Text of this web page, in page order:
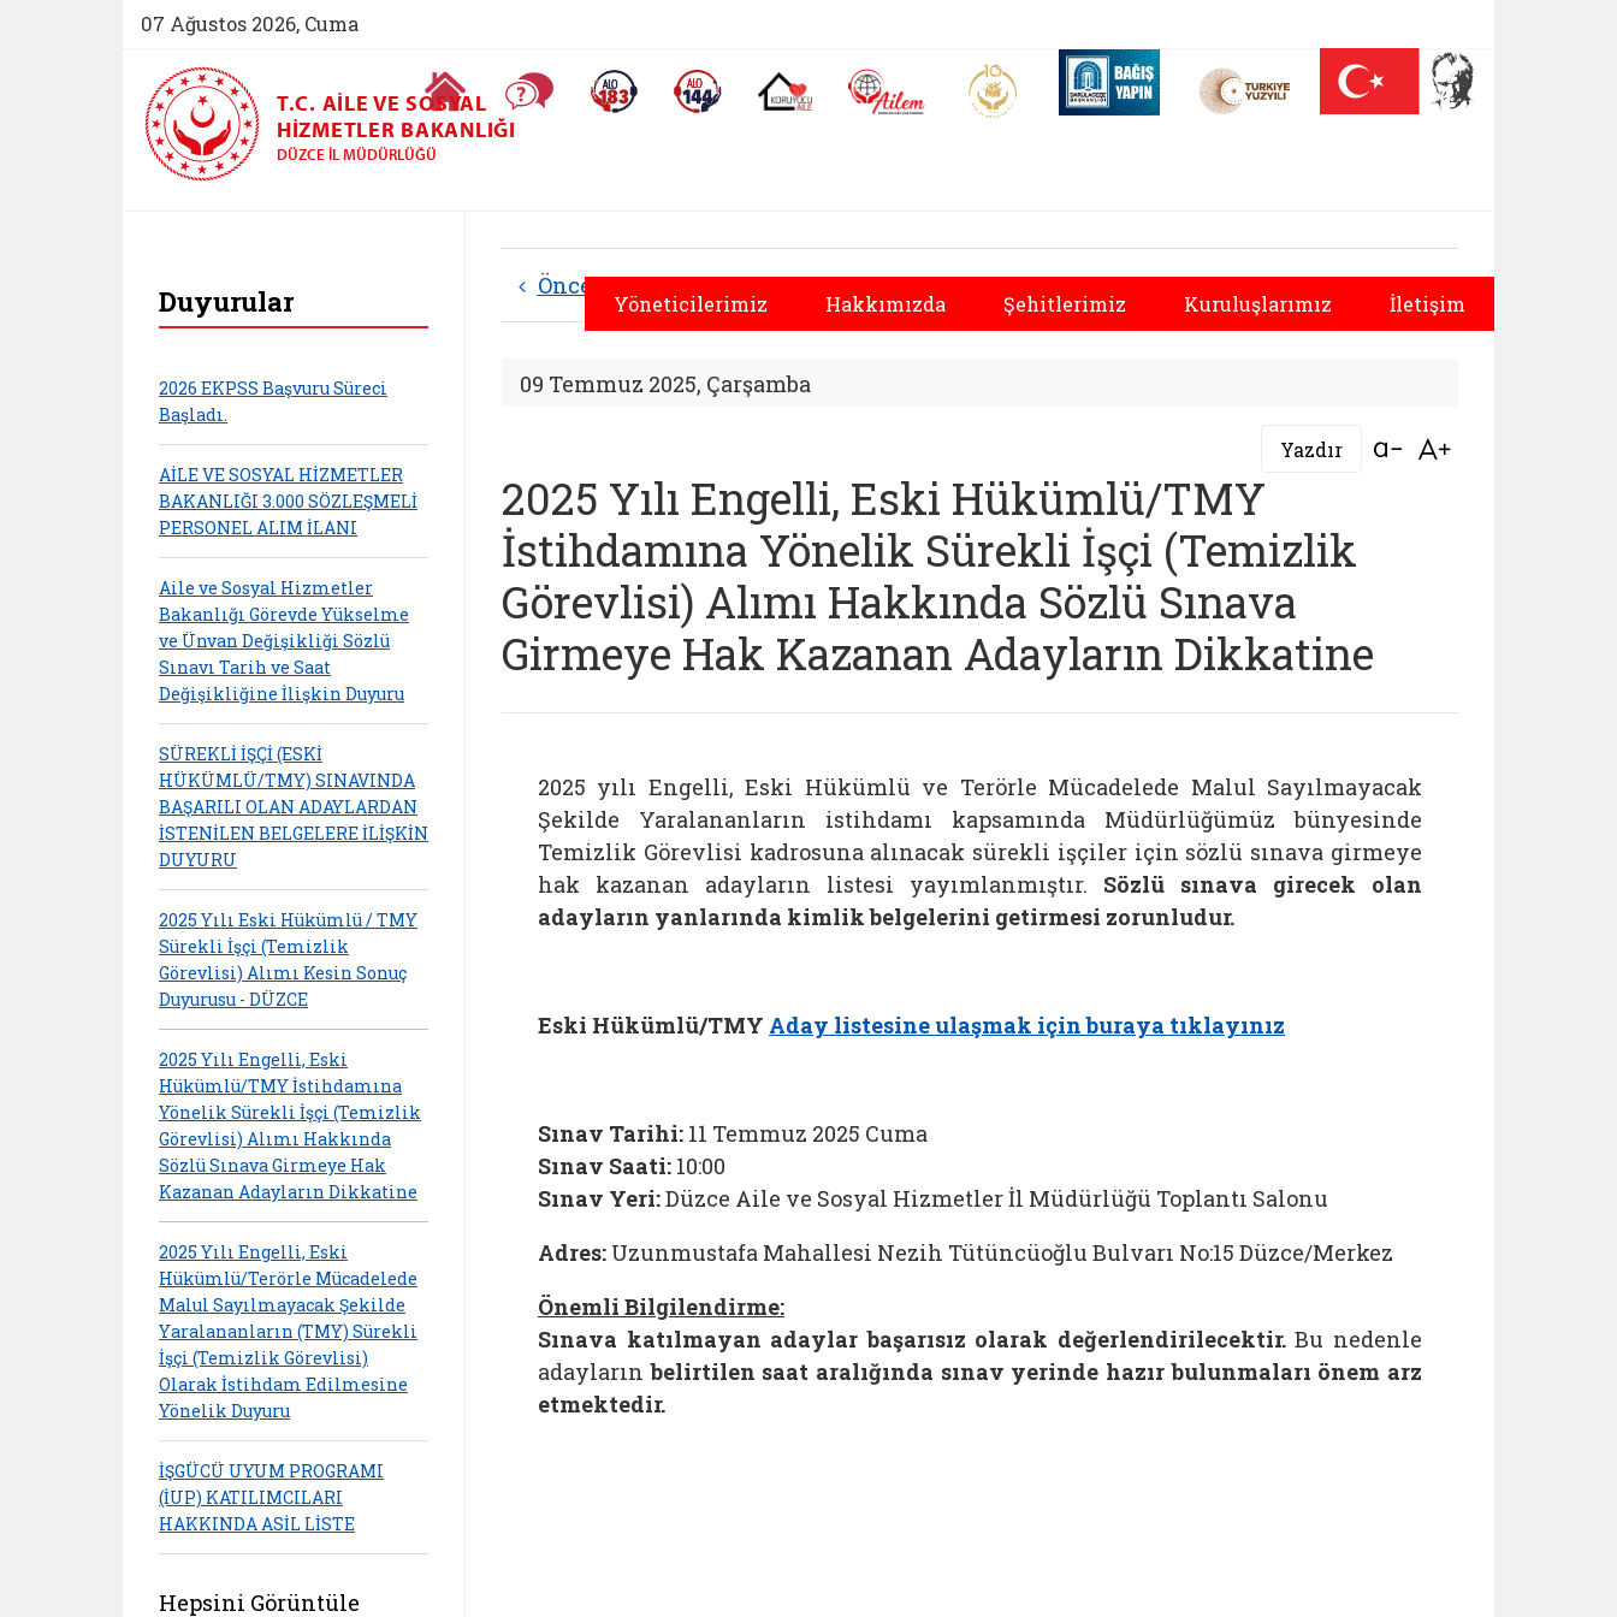
07 Ağustos 2026, Cuma
Ana Sayfa Sıkça Sorulan SorularAlo 183 (yeni sekmede açılır)Alo 144 (yeni sekmede açılır)Koruyucu Aile (yeni sekmede açılır)
AİLEM İletişim Merkezi (yeni sekmede açılır)
Aile ve Nüfus On Yılı (yeni sekmede açılır)Darülaceze bağış sayfası (yeni sekmede açılır)
T.C. AILE VE SOSYAL
HIZMETLER BAKANLIĞI
DÜZCE İL MÜDÜRLÜĞÜ
Yöneticilerimiz Hakkımızda Şehitlerimiz Kuruluşlarımız İletişim
Düzce Aile ve Sosyal Hizmetler İl Müdürlüğü | 2025 Yılı
Duyurular
2026 EKPSS Başvuru Süreci
Başladı.
AİLE VE SOSYAL HİZMETLER
BAKANLIĞI 3.000 SÖZLEŞMELİ
PERSONEL ALIM İLANI
Aile ve Sosyal Hizmetler
Bakanlığı Görevde Yükselme
ve Ünvan Değişikliği Sözlü
Sınavı Tarih ve Saat
Değişikliğine İlişkin Duyuru
SÜREKLİ İŞÇİ (ESKİ
HÜKÜMLÜ/TMY) SINAVINDA
BAŞARILI OLAN ADAYLARDAN
İSTENİLEN BELGELERE İLİŞKİN
DUYURU
2025 Yılı Eski Hükümlü / TMY
Sürekli İşçi (Temizlik
Görevlisi) Alımı Kesin Sonuç
Duyurusu - DÜZCE
2025 Yılı Engelli, Eski
Hükümlü/TMY İstihdamına
Yönelik Sürekli İşçi (Temizlik
Görevlisi) Alımı Hakkında
Sözlü Sınava Girmeye Hak
Kazanan Adayların Dikkatine
2025 Yılı Engelli, Eski
Hükümlü/Terörle Mücadelede
Malul Sayılmayacak Şekilde
Yaralananların (TMY) Sürekli
İşçi (Temizlik Görevlisi)
Olarak İstihdam Edilmesine
Yönelik Duyuru
İŞGÜCÜ UYUM PROGRAMI
(İUP) KATILIMCILARI
HAKKINDA ASİL LİSTE
Hepsini Görüntüle
Önceki Sonraki
09 Temmuz 2025, Çarşamba
Yazdır Bağlantıyı aç
2025 Yılı Engelli, Eski Hükümlü/TMY
İstihdamına Yönelik Sürekli İşçi (Temizlik
Görevlisi) Alımı Hakkında Sözlü Sınava
Girmeye Hak Kazanan Adayların Dikkatine
2025 yılı Engelli, Eski Hükümlü ve Terörle Mücadelede Malul Sayılmayacak
Şekilde Yaralananların istihdamı kapsamında Müdürlüğümüz bünyesinde
Temizlik Görevlisi kadrosuna alınacak sürekli işçiler için sözlü sınava girmeye
hak kazanan adayların listesi yayımlanmıştır. Sözlü sınava girecek olan
adayların yanlarında kimlik belgelerini getirmesi zorunludur.
Eski Hükümlü/TMY Aday listesine ulaşmak için buraya tıklayınız
Sınav Tarihi: 11 Temmuz 2025 Cuma
Sınav Saati: 10:00
Sınav Yeri:Düzce Aile ve Sosyal Hizmetler İl Müdürlüğü Toplantı Salonu
Adres: Uzunmustafa Mahallesi Nezih Tütüncüoğlu Bulvarı No:15 Düzce/Merkez
Önemli Bilgilendirme:
Sınava katılmayan adaylar başarısız olarak değerlendirilecektir.Bu nedenle
adaylarınbelirtilen saat aralığında sınav yerinde hazır bulunmaları önem arz
etmektedir.